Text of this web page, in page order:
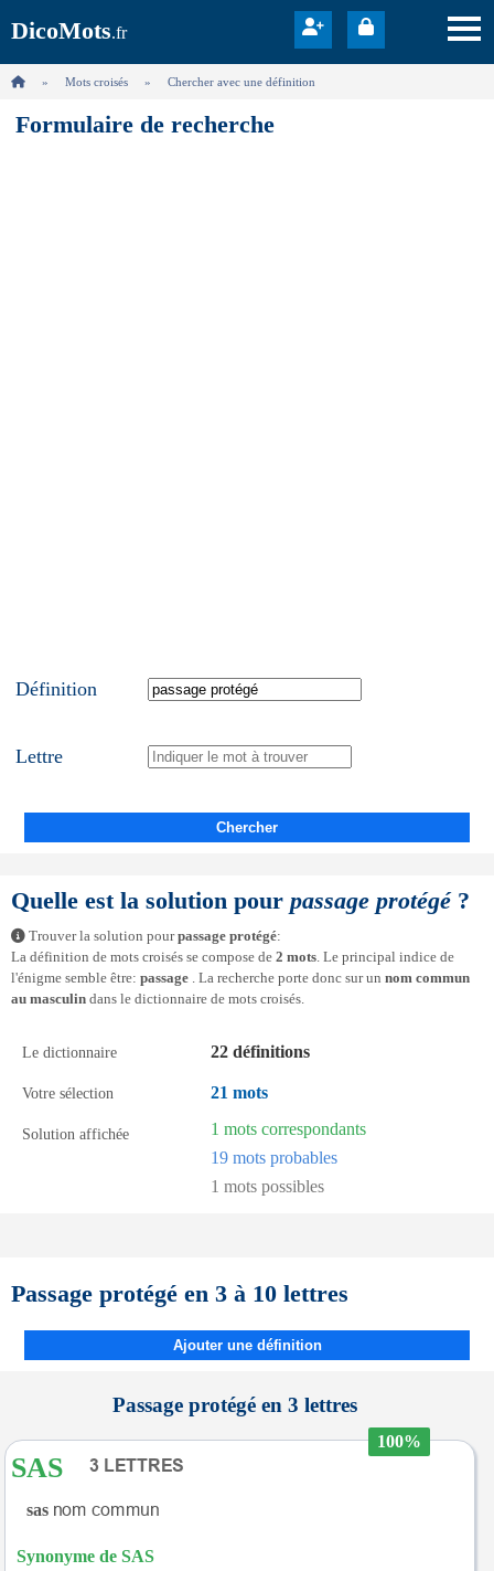
DicoMots.fr
Mots croisés Chercher avec une définition
Formulaire de recherche
Définition
Lettre
Chercher
Quelle est la solution pour passage protégé?
Trouver la solution pourpassage protégé:
La définition de mots croisés se compose de 2 mots. Le principal indice de
l'énigme semble être: passage . La recherche porte donc sur un nom commun
au masculin dans le dictionnaire de mots croisés.
Le dictionnaire 22 définitions
Votre sélection 21 mots
Solution affichée
1 mots correspondants
19 mots probables
1 mots possibles
Passage protégé en 3 à 10 lettres
Ajouter une définition
Passage protégé en 3 lettres
100%
SAS
sas
Synonyme de SAS